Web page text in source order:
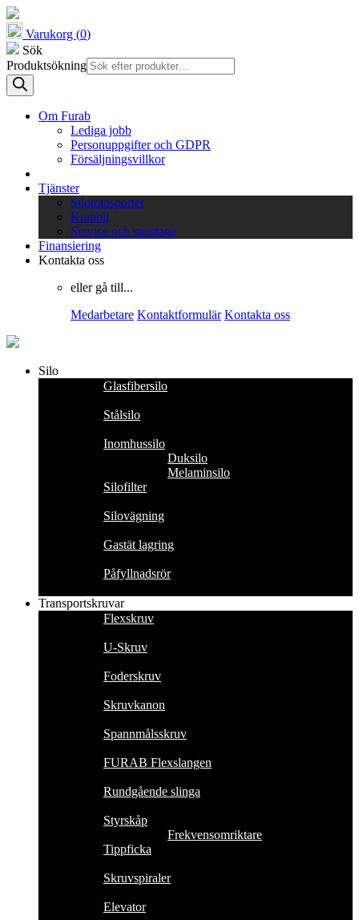
Varukorg (0)
Sök
Produktsökning
Om Furab
Lediga jobb
Personuppgifter och GDPR
Försäljningsvillkor
Tjänster
Silotransporter
Kranbil
Service och montage
Finansiering
Kontakta oss
eller gå till...
Medarbetare Kontaktformulär Kontakta oss
Silo
Glasfibersilo
Stålsilo
Inomhussilo
Duksilo
Melaminsilo
Silofilter
Silovägning
Gastät lagring
Påfyllnadsrör
Transportskruvar
Flexskruv
U-Skruv
Foderskruv
Skruvkanon
Spannmålsskruv
FURAB Flexslangen
Rundgående slinga
Styrskåp
Frekvensomriktare
Tippficka
Skruvspiraler
Elevator